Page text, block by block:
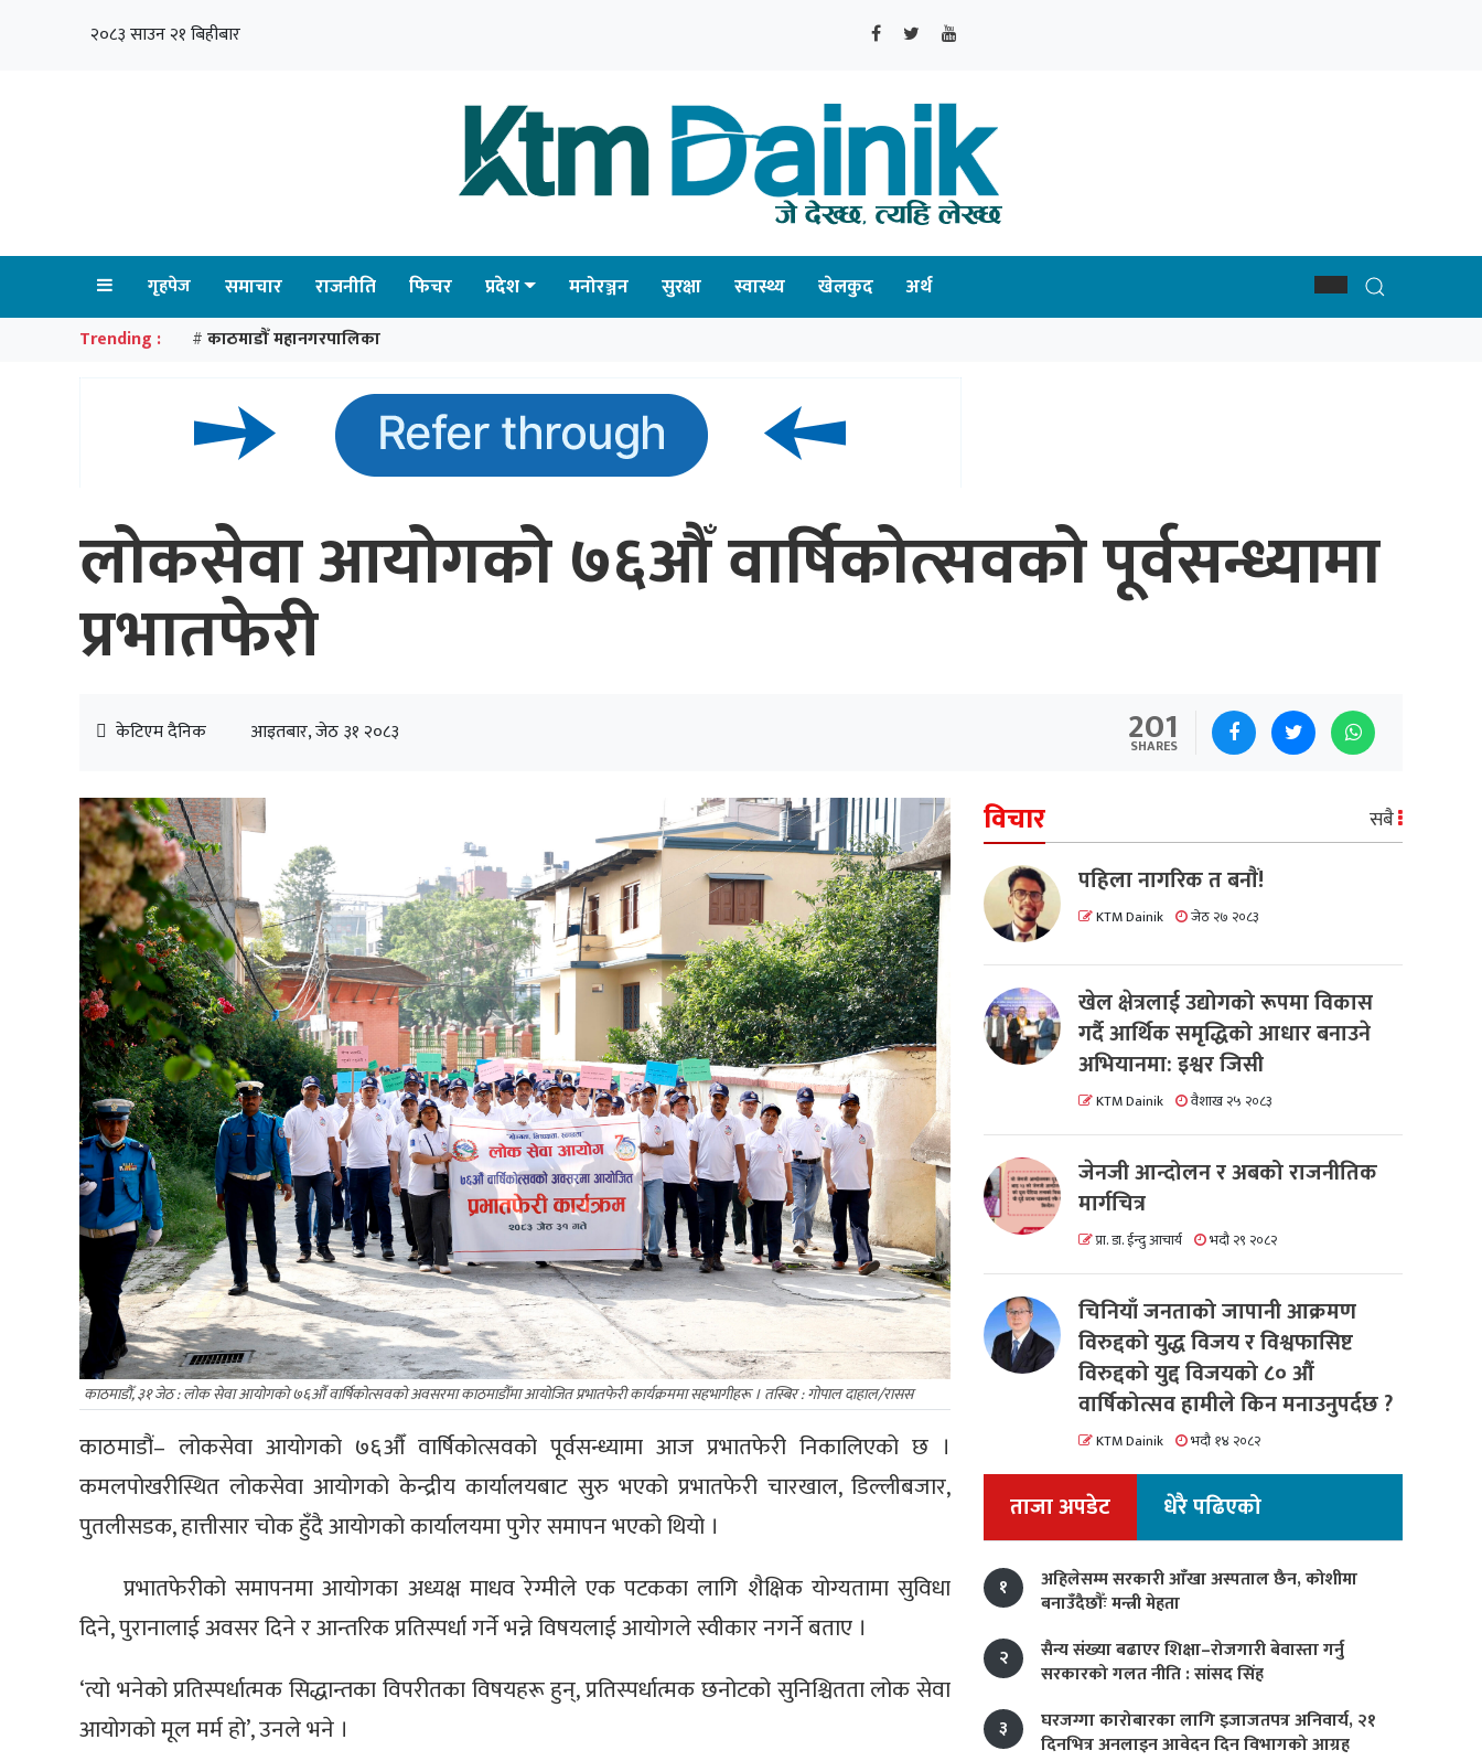
२०८३ साउन २१ बिहीबार
गृहपेज समाचार राजनीति फिचर प्रदेश मनोरञ्जन सुरक्षा स्वास्थ्य खेलकुद अर्थ
Trending : # काठमाडौँ महानगरपालिका
लोकसेवा आयोगको ७६औँ वार्षिकोत्सवको पूर्वसन्ध्यामा
प्रभातफेरी
केटिएम दैनिक आइतबार, जेठ ३१ २०८३ 201
SHARES
काठमाडौँ, ३१ जेठ : लोक सेवा आयोगकाे ७६औँ वार्षिकोत्सवको अवसरमा काठमाडाैँमा आयोजित प्रभातफेरी कार्यक्रममा सहभागीहरू । तस्बिर : गोपाल दाहाल/रासस
काठमाडौं– लोकसेवा आयोगको ७६औँ वार्षिकोत्सवको पूर्वसन्ध्यामा आज प्रभातफेरी निकालिएको छ ।
कमलपोखरीस्थित लोकसेवा आयोगको केन्द्रीय कार्यालयबाट सुरु भएको प्रभातफेरी चारखाल, डिल्लीबजार,
पुतलीसडक, हात्तीसार चोक हुँदै आयोगको कार्यालयमा पुगेर समापन भएको थियो ।
प्रभातफेरीको समापनमा आयोगका अध्यक्ष माधव रेग्मीले एक पटकका लागि शैक्षिक योग्यतामा सुविधा
दिने, पुरानालाई अवसर दिने र आन्तरिक प्रतिस्पर्धा गर्ने भन्ने विषयलाई आयोगले स्वीकार नगर्ने बताए ।
‘त्यो भनेको प्रतिस्पर्धात्मक सिद्धान्तका विपरीतका विषयहरू हुन्, प्रतिस्पर्धात्मक छनोटको सुनिश्चितता लोक सेवा
आयोगको मूल मर्म हो’, उनले भने ।
विचार सबै
पहिला नागरिक त बनाैं!
KTM Dainik जेठ २७ २०८३
खेल क्षेत्रलाई उद्योगको रूपमा विकास
गर्दै आर्थिक समृद्धिको आधार बनाउने
अभियानमा: इश्वर जिसी
KTM Dainik वैशाख २५ २०८३
जेनजी आन्दोलन र अबको राजनीतिक
मार्गचित्र
प्रा. डा. ईन्दु आचार्य भदौ २९ २०८२
चिनियाँ जनताको जापानी आक्रमण
विरुद्दको युद्ध विजय र विश्वफासिष्ट
विरुद्दको युद्द विजयको ८० औं
वार्षिकोत्सव हामीले किन मनाउनुपर्दछ ?
KTM Dainik भदौ १४ २०८२
ताजा अपडेट धेरै पढिएको
१
अहिलेसम्म सरकारी आँखा अस्पताल छैन, कोशीमा
बनाउँदैछौँः मन्त्री मेहता
२
सैन्य संख्या बढाएर शिक्षा–रोजगारी बेवास्ता गर्नु
सरकारको गलत नीति : सांसद सिंह
३
घरजग्गा कारोबारका लागि इजाजतपत्र अनिवार्य, २१
दिनभित्र अनलाइन आवेदन दिन विभागको आग्रह